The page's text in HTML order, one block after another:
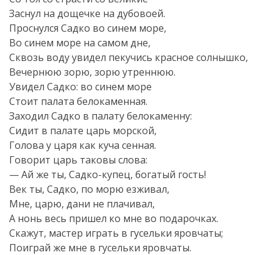
Заснул на дощечке на дубовоей.
Проснулся Садко во синем море,
Во синем море на самом дне,
Сквозь воду увидел пекучись красное солнышко,
Вечернюю зорю, зорю утреннюю.
Увидел Садко: во синем море
Стоит палата белокаменная.
Заходил Садко в палату белокаменну:
Сидит в палате царь морской,
Голова у царя как куча сенная.
Говорит царь таковы слова:
— Ай же ты, Садко-купец, богатый гость!
Век ты, Садко, по морю езживал,
Мне, царю, дани не плачивал,
А нонь весь пришел ко мне во подарочках.
Скажут, мастер играть в гусельки яровчаты;
Поиграй же мне в гусельки яровчаты.